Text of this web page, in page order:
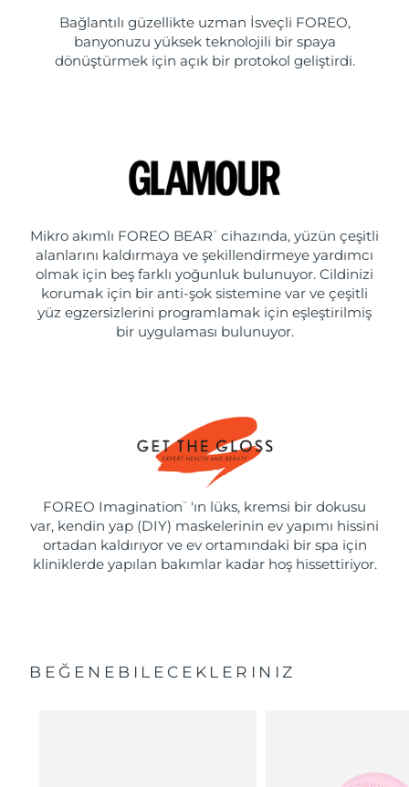
Bağlantılı güzellikte uzman İsveçli FOREO,
banyonuzu yüksek teknolojili bir spaya
dönüştürmek için açık bir protokol geliştirdi.
Mikro akımlı FOREO BEAR ™
cihazında, yüzün çeşitli
alanlarını kaldırmaya ve şekillendirmeye yardımcı
olmak için beş farklı yoğunluk bulunuyor. Cildinizi
korumak için bir anti-şok sistemine var ve çeşitli
yüz egzersizlerini programlamak için eşleştirilmiş
bir uygulaması bulunuyor.
FOREO Imagination ™
'ın lüks, kremsi bir dokusu
var, kendin yap (DIY) maskelerinin ev yapımı hissini
ortadan kaldırıyor ve ev ortamındaki bir spa için
kliniklerde yapılan bakımlar kadar hoş hissettiriyor.
BEĞENEBILECEKLERINIZ